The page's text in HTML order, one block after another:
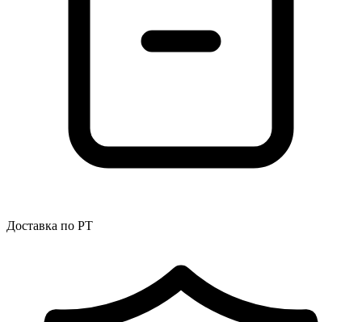
Доставка по РТ